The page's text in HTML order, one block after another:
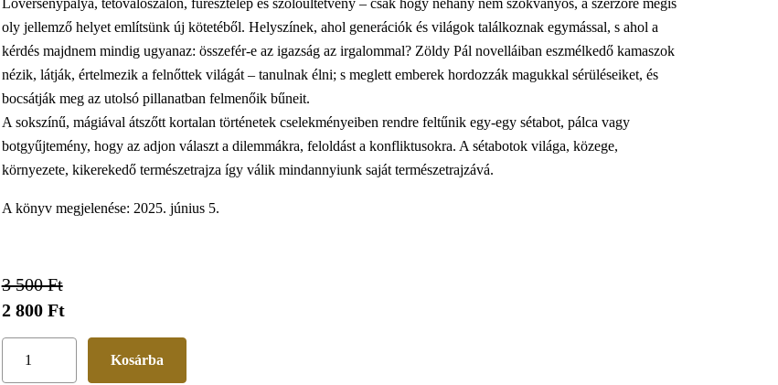
Lóversenypálya, tetoválószalon, fűrésztelep és szőlőültetvény – csak hogy néhány nem szokványos, a szerzőre mégis
oly jellemző helyet említsünk új kötetéből. Helyszínek, ahol generációk és világok találkoznak egymással, s ahol a
kérdés majdnem mindig ugyanaz: összefér-e az igazság az irgalommal? Zöldy Pál novelláiban eszmélkedő kamaszok
nézik, látják, értelmezik a felnőttek világát – tanulnak élni; s meglett emberek hordozzák magukkal sérüléseiket, és
bocsátják meg az utolsó pillanatban felmenőik bűneit.
A sokszínű, mágiával átszőtt kortalan történetek cselekményeiben rendre feltűnik egy-egy sétabot, pálca vagy
botgyűjtemény, hogy az adjon választ a dilemmákra, feloldást a konfliktusokra. A sétabotok világa, közege,
környezete, kikerekedő természetrajza így válik mindannyiunk saját természetrajzává.
A könyv megjelenése: 2025. június 5.
3 500 Ft
2 800 Ft